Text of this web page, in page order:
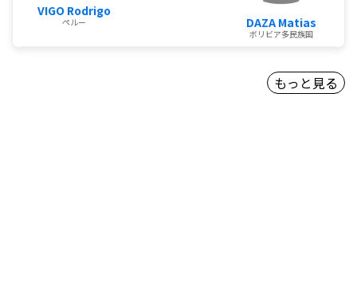
VIGO Rodrigo
ペルー DAZA Matias
ボリビア多民族国
もっと見る